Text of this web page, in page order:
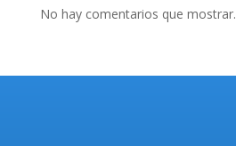
No hay comentarios que mostrar.